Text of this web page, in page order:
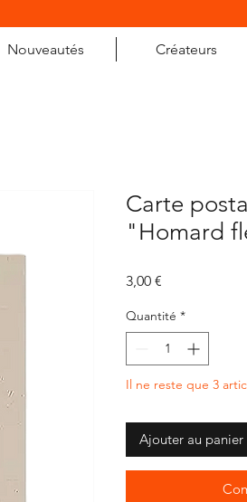
Nouveautés Créateurs
Carte
"Homard
3,00 €
Quantité *
Il ne reste que 3
Ajouter au panier